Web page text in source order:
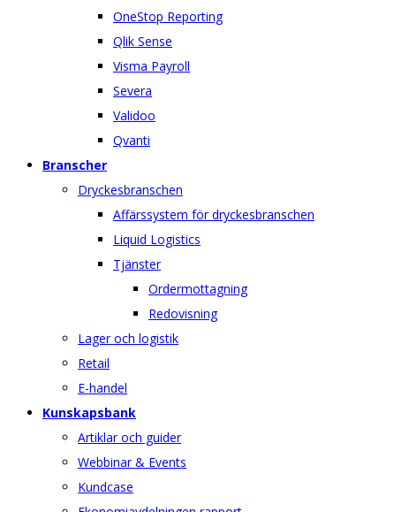
OneStop Reporting
Qlik Sense
Visma Payroll
Severa
Validoo
Qvanti
Branscher
Dryckesbranschen
Affärssystem för dryckesbranschen
Liquid Logistics
Tjänster
Ordermottagning
Redovisning
Lager och logistik
Retail
E-handel
Kunskapsbank
Artiklar och guider
Webbinar & Events
Kundcase